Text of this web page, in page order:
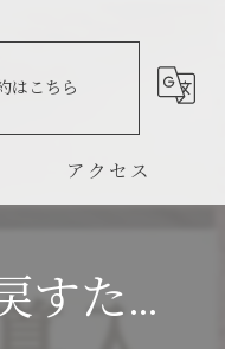
はこちら
アクセス
すた...